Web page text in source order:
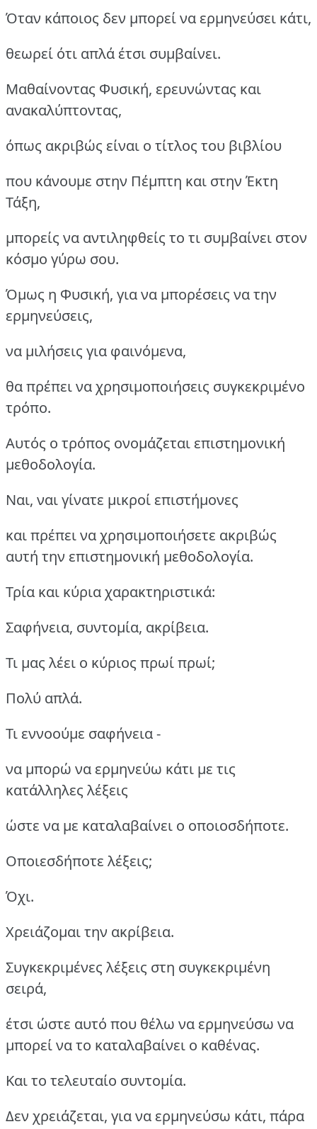
Όταν κάποιος δεν μπορεί να ερμηνεύσει κάτι,
θεωρεί ότι απλά έτσι συμβαίνει.
Μαθαίνοντας Φυσική, ερευνώντας και
ανακαλύπτοντας,
όπως ακριβώς είναι ο τίτλος του βιβλίου
που κάνουμε στην Πέμπτη και στην Έκτη
Τάξη,
μπορείς να αντιληφθείς το τι συμβαίνει στον
κόσμο γύρω σου.
Όμως η Φυσική, για να μπορέσεις να την
ερμηνεύσεις,
να μιλήσεις για φαινόμενα,
θα πρέπει να χρησιμοποιήσεις συγκεκριμένο
τρόπο.
Αυτός ο τρόπος ονομάζεται επιστημονική
μεθοδολογία.
Ναι, ναι γίνατε μικροί επιστήμονες
και πρέπει να χρησιμοποιήσετε ακριβώς
αυτή την επιστημονική μεθοδολογία.
Τρία και κύρια χαρακτηριστικά:
Σαφήνεια, συντομία, ακρίβεια.
Τι μας λέει ο κύριος πρωί πρωί;
Πολύ απλά.
Τι εννοούμε σαφήνεια -
να μπορώ να ερμηνεύω κάτι με τις
κατάλληλες λέξεις
ώστε να με καταλαβαίνει ο οποιοσδήποτε.
Οποιεσδήποτε λέξεις;
Όχι.
Χρειάζομαι την ακρίβεια.
Συγκεκριμένες λέξεις στη συγκεκριμένη
σειρά,
έτσι ώστε αυτό που θέλω να ερμηνεύσω να
μπορεί να το καταλαβαίνει ο καθένας.
Και το τελευταίο συντομία.
Δεν χρειάζεται, για να ερμηνεύσω κάτι, πάρα